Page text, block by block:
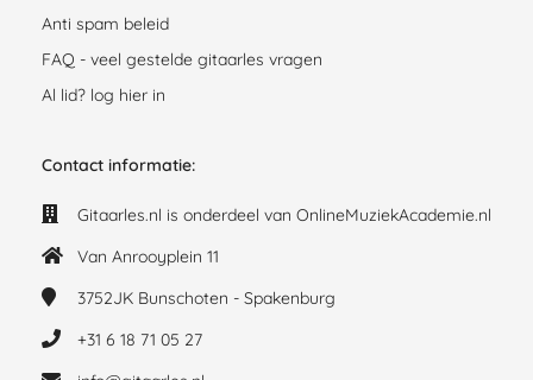
Anti spam beleid
FAQ - veel gestelde gitaarles vragen
Al lid? log hier in
Contact informatie:
Gitaarles.nl is onderdeel van OnlineMuziekAcademie.nl
Van Anrooyplein 11
3752JK Bunschoten - Spakenburg
+31 6 18 71 05 27